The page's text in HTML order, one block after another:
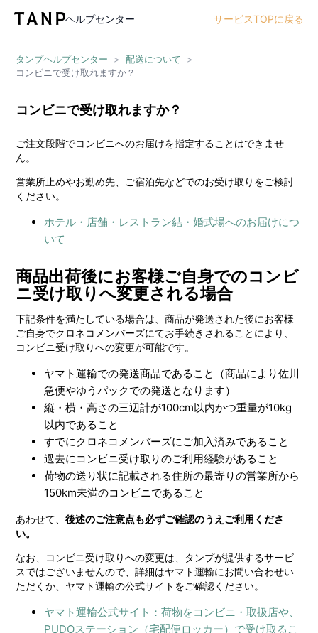
ヘルプセンター サービスTOPに戻る
タンプヘルプセンター > 配送について
>
コンビニで受け取れますか？
コンビニで受け取れますか？
ご注文段階でコンビニへのお届けを指定することはできませ
ん。
営業所止めやお勤め先、ご宿泊先などでのお受け取りをご検討
ください。
ホテル・店舗・レストラン結・婚式場へのお届けにつ
いて
商品出荷後にお客様ご自身でのコンビ
ニ受け取りへ変更される場合
下記条件を満たしている場合は、商品が発送された後にお客様
ご自身でクロネコメンバーズにてお手続きされることにより、
コンビニ受け取りへの変更が可能です。
ヤマト運輸での発送商品であること（商品により佐川
急便やゆうパックでの発送となります）
縦・横・高さの三辺計が100cm以内かつ重量が10kg
以内であること
すでにクロネコメンバーズにご加入済みであること
過去にコンビニ受け取りのご利用経験があること
荷物の送り状に記載される住所の最寄りの営業所から
150km未満のコンビニであること
あわせて、後述のご注意点も必ずご確認のうえご利用くださ
い。
なお、コンビニ受け取りへの変更は、タンプが提供するサービ
スではございませんので、詳細はヤマト運輸にお問い合わせい
ただくか、ヤマト運輸の公式サイトをご確認ください。
ヤマト運輸公式サイト：荷物をコンビニ・取扱店や、
PUDOステーション（宅配便ロッカー）で受け取るこ